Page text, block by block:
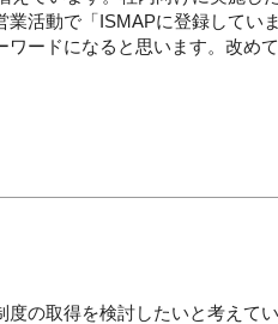
活動で「ISMAPに登録してい
ードになると思います。改め
の取得を検討したいと考えて